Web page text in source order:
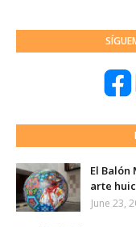
El
arte
June 23,